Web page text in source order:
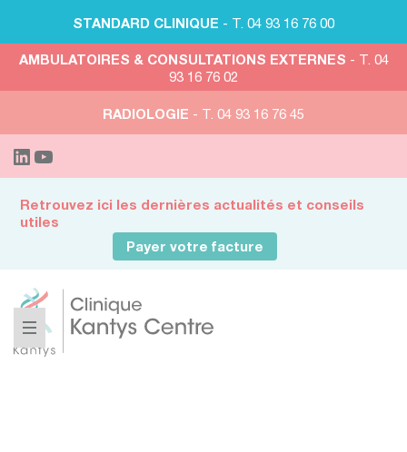
STANDARD CLINIQUE - T. 04 93 16 76 00
AMBULATOIRES & CONSULTATIONS EXTERNES - T. 04
93 16 76 02
RADIOLOGIE - T. 04 93 16 76 45
Retrouvez ici les dernières actualités et conseils
utiles
Payer votre facture